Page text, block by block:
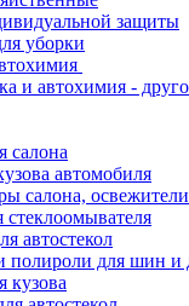
защиты
уборки
и автохимия -
салона
автомобиля
салона,
стеклоомывателя
автостекол
полироли для шин и
кузова